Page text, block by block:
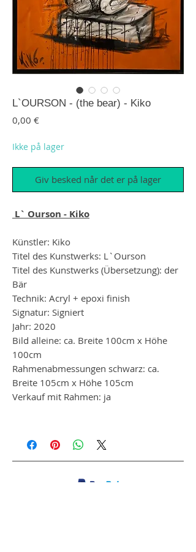
L`OURSON - (the bear) - Kiko
0,00 €Pris
Ikke på lager
Giv besked når det er på lager
L` Ourson - Kiko
Künstler: Kiko
Titel des Kunstwerks: L`Ourson
Titel des Kunstwerks (Übersetzung): der
Bär
Technik: Acryl + epoxi finish
Signatur: Signiert
Jahr: 2020
Bild alleine: ca. Breite 100cm x Höhe
100cm
Rahmenabmessungen schwarz: ca.
Breite 105cm x Höhe 105cm
Verkauf mit Rahmen: ja